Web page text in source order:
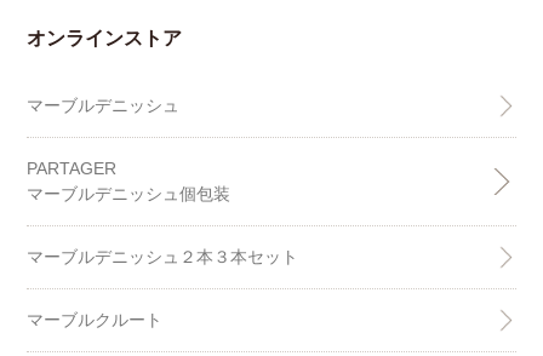
オンラインストア
マーブルデニッシュ
PARTAGER
マーブルデニッシュ個包装
マーブルデニッシュ２本３本セット
マーブルクルート